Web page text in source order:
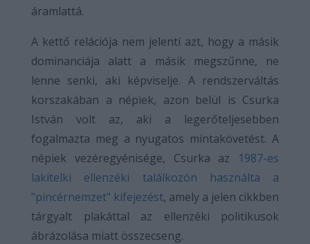
áramlattá.
A kettő relációja nem jelenti azt, hogy a másik
dominanciája alatt a másik megszűnne, ne
lenne senki, aki képviselje. A rendszerváltás
korszakában a népiek, azon belül is Csurka
István volt az, aki a legerőteljesebben
fogalmazta meg a nyugatos mintakövetést. A
népiek vezéregyénisége, Csurka az 1987-es
lakitelki ellenzéki találkozón használta a
"pincérnemzet" kifejezést, amely a jelen cikkben
tárgyalt plakáttal az ellenzéki politikusok
ábrázolása miatt összecseng.